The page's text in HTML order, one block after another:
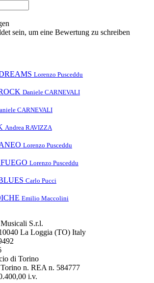
sein, um eine Bewertung zu schreiben
Lorenzo Pusceddu
Daniele CARNEVALI
CARNEVALI
Andrea RAVIZZA
Lorenzo Pusceddu
Lorenzo Pusceddu
Carlo Pucci
Emilio Maccolini
S.r.l.
La Loggia (TO) Italy
di Torino
n. REA n. 584777
i.v.